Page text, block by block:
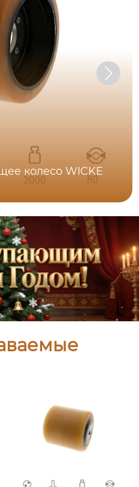
колесо WICKE